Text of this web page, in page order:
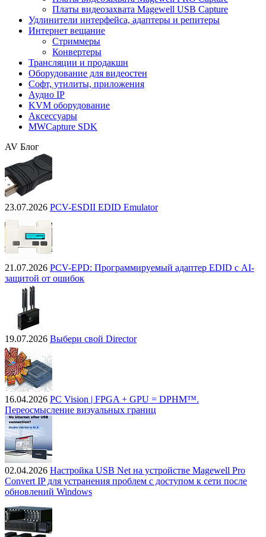
Платы видеозахвата Magewell USB Capture
Удлинители интерфейса, адаптеры и репитеры
Интернет вещание
Стриммеры
Конвертеры
Трансляции и продакшн
Оборудование для видеостен
Софт, утилиты, приложения
Аудио IP
KVM оборудование
Аксессуары
MWCapture SDK
AV Блог
23.07.2026 PCV-ESDII EDID Emulator
21.07.2026 PCV-EPD: Программируемый адаптер EDID с AI-
защитой от ошибок
19.07.2026 Выбери свой Director
16.04.2026 PC Vision | FPGA + GPU = DPHM™.
Переосмысление визуальных границ
02.04.2026 Настройка USB Net на устройстве Magewell Pro
Convert IP для устранения проблем с доступом к сети после
обновлений Windows